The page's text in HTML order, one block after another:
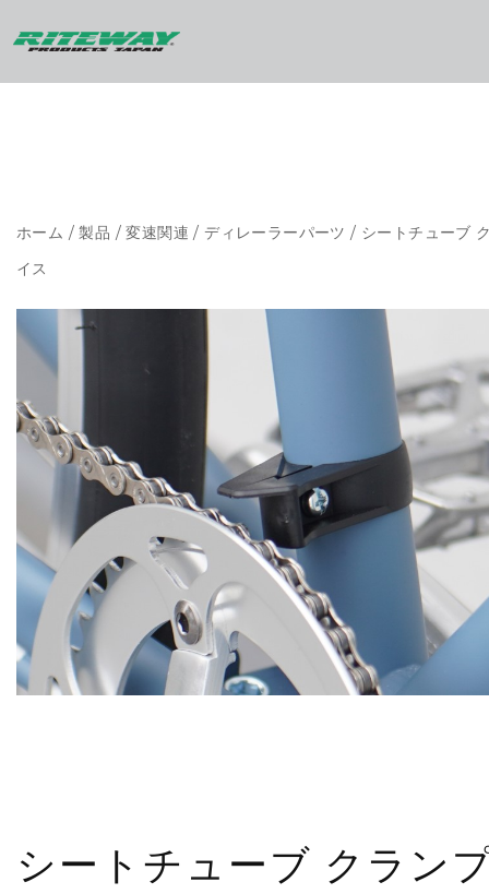
ホーム /製品 /変速関連 /ディレーラーパーツ / シートチューブ
イス
シートチューブ クラン